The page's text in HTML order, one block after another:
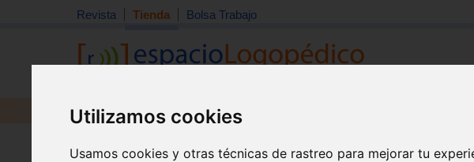
Utilizamos cookies
Usamos cookies y otras técnicas de rastreo para mejorar tu
Revista Tienda Bolsa Trabajo
Revista Libros Material